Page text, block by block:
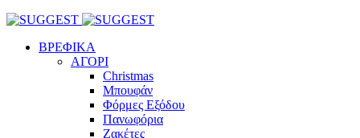
ΒΡΕΦΙΚΑ
ΑΓΟΡΙ
Christmas
Μπουφάν
Φόρμες Εξόδου
Πανωφόρια
Ζακέτες